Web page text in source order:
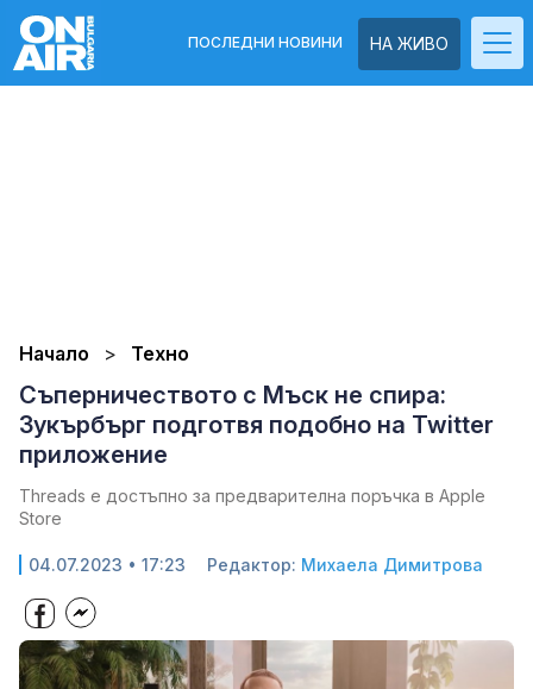
НА ЖИВО
ПОСЛЕДНИ НОВИНИ
Начало Техно
Съперничеството с Мъск не спира:
Зукърбърг подготвя подобно на Twitter
приложение
Threads e достъпно за предварителна поръчка в Apple
Store
04.07.2023 • 17:23 Редактор: Михаела Димитрова